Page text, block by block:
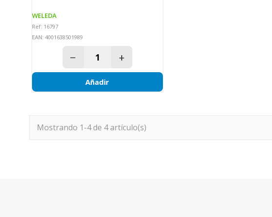
WELEDA
Ref: 16797
EAN: 4001638501989
− +
Añadir
Mostrando 1-4 de 4 artículo(s)